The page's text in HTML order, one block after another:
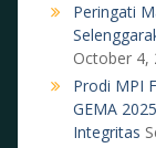
Peringati
October 4,
Prodi MPI
GEMA
Integritas